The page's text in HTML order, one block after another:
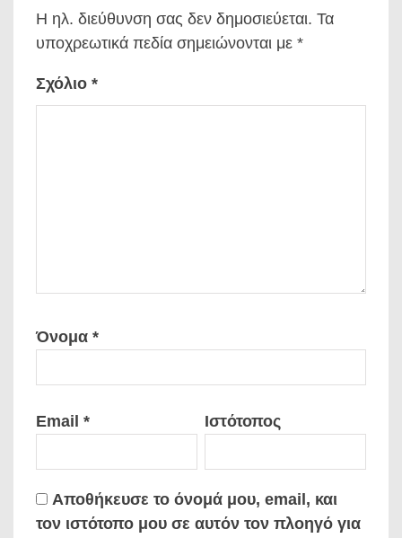
Η ηλ. διεύθυνση σας δεν δημοσιεύεται. Τα
υποχρεωτικά πεδία σημειώνονται με *
Σχόλιο *
Όνομα *
Email * Ιστότοπος
Αποθήκευσε το όνομά μου, email, και
τον ιστότοπο μου σε αυτόν τον πλοηγό για